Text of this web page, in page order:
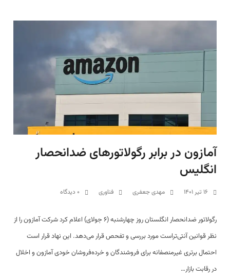
آمازون در برابر رگولاتورهای ضدانحصار
انگلیس
۱۶ تیر ۱۴۰۱ مهدی جعفری فناوری ۰ دیدگاه
رگولاتور ضدانحصار انگلستان روز چهارشنبه (۶ جولای) اعلام کرد شرکت آمازون را از
نظر قوانین آنتی‌تراست مورد بررسی و تفحص قرار می‌دهد. این نهاد قرار است
احتمال برتری غیرمنصفانه برای فروشندگان و خرده‌فروشان خودی آمازون و اخلال
در رقابت بازار…